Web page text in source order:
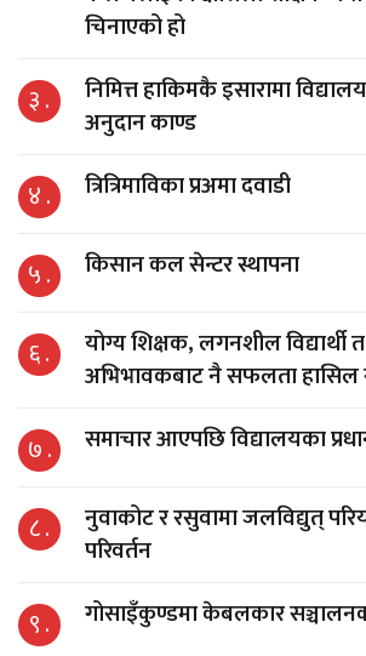
चिनाएको हो
३ .
निमित्त हाकिमकै इसारामा
अनुदान काण्ड
४ . त्रित्रिमाविका प्रअमा दवाडी
५ . किसान कल सेन्टर स्थापना
६ .
योग्य शिक्षक, लगनशील विद्यार्थी
अभिभावकबाट नै सफलता हासिल
७ . समाचार आएपछि विद्यालयका
८ .
नुवाकोट र रसुवामा जलविद्युत्
परिवर्तन
९ . गोसाइँकुण्डमा केबलकार